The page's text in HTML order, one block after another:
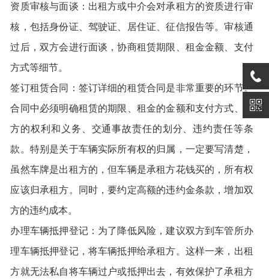
资质审核与面谈：出租方或中介会对承租方的资质进行审
核，包括身份证、驾驶证、居住证、征信报告等。审核通
过后，双方会进行面谈，协商租赁期限、租金金额、支付
方式等细节。
签订租赁合同：签订详细的租赁合同是非常重要的环节。
合同中必须明确租赁的期限、租金的金额和支付方式、双
方的权利和义务、交通事故责任的划分、违约责任等条
款。特别是关于车辆实际所有权的归属，一定要写清楚，
虽然车牌是出租方的，但车辆是承租方花钱买的，所有权
应该归承租方。同时，要约定高额的违约金条款，增加双
方的违约成本。
办理车辆抵押登记：为了降低风险，建议双方到车管所办
理车辆抵押登记，将车辆抵押给承租方。这样一来，出租
方就无法私自将车辆过户或抵押出去，有效保护了承租方